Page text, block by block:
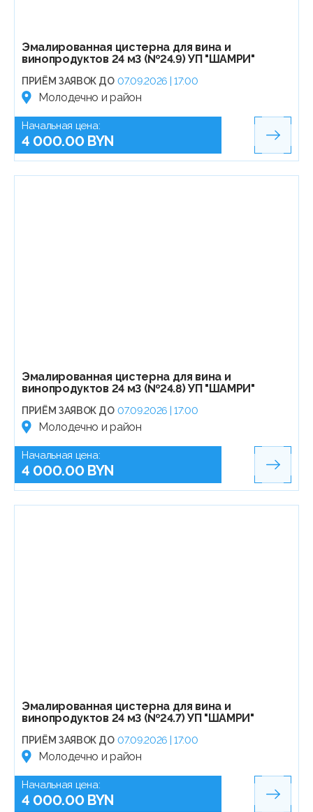
Эмалированная цистерна для вина и
винопродуктов 24 м3 (№24.9) УП "ШАМРИ"
ПРИЁМ ЗАЯВОК ДО 07.09.2026 | 17:00
Молодечно и район
Начальная цена:
4 000.00 BYN
Эмалированная цистерна для вина и
винопродуктов 24 м3 (№24.8) УП "ШАМРИ"
ПРИЁМ ЗАЯВОК ДО 07.09.2026 | 17:00
Молодечно и район
Начальная цена:
4 000.00 BYN
Эмалированная цистерна для вина и
винопродуктов 24 м3 (№24.7) УП "ШАМРИ"
ПРИЁМ ЗАЯВОК ДО 07.09.2026 | 17:00
Молодечно и район
Начальная цена:
4 000.00 BYN